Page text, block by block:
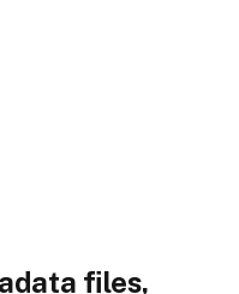
files,